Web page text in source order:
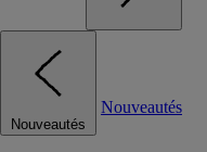
Nouveautés
Nouveautés